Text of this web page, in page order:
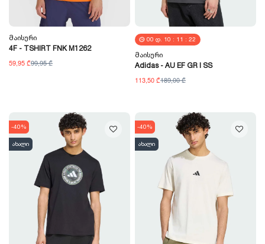
Მაისური
4F - TSHIRT FNK M1262
59,95 ₾99,95 ₾
00 Დ. 10 : 11 : 21
Მაისური
Adidas - AU EF GR I SS
113,50 ₾189,00 ₾
-40%
ახალი
-40%
ახალი